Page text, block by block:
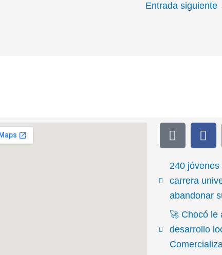
Entrada siguiente
T
i
t
o
k
F
a
e
b
o
k
240
carrera
abandonar
🚀 Chocó le
desarrollo